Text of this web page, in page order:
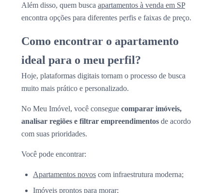
Além disso, quem busca apartamentos à venda em SP
encontra opções para diferentes perfis e faixas de preço.
Como encontrar o apartamento
ideal para o meu perfil?
Hoje, plataformas digitais tornam o processo de busca
muito mais prático e personalizado.
No Meu Imóvel, você consegue comparar imóveis,
analisar regiões e filtrar empreendimentos de acordo
com suas prioridades.
Você pode encontrar:
Apartamentos novos com infraestrutura moderna;
Imóveis prontos para morar;